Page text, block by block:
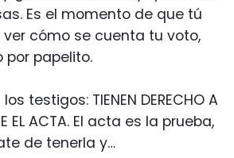
Es el momento de que tú
cómo se cuenta tu voto,
por papelito.
testigos: TIENEN DERECHO A
EL ACTA. El acta es la prueba,
de tenerla y…